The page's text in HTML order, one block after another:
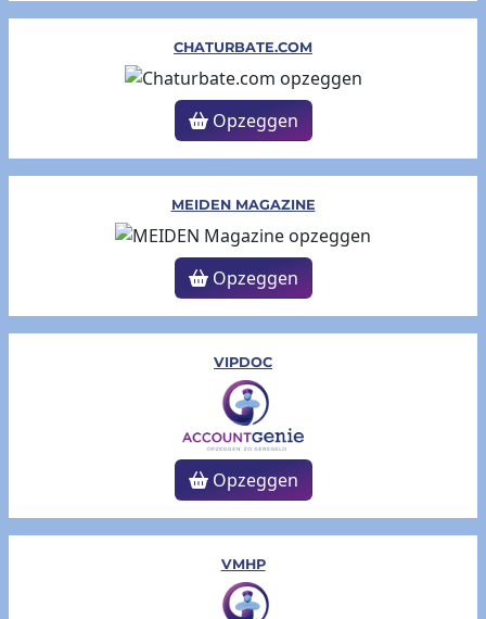
CHATURBATE.COM
Opzeggen
MEIDEN MAGAZINE
Opzeggen
VIPDOC
Opzeggen
VMHP